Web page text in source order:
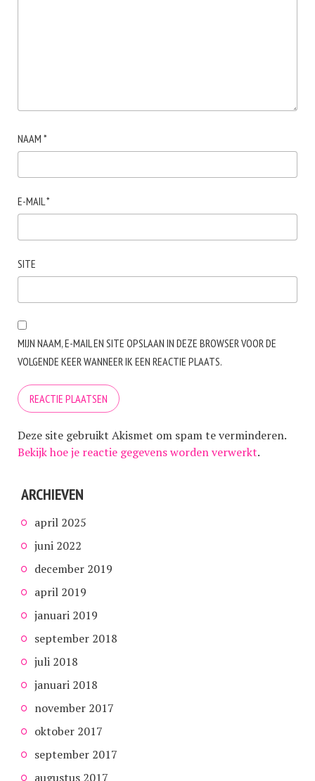
NAAM *
E-MAIL*
SITE
MIJN NAAM, E-MAIL EN SITE OPSLAAN IN DEZE BROWSER VOOR DE
VOLGENDE KEER WANNEER IK EEN REACTIE PLAATS.
Deze site gebruikt Akismet om spam te verminderen.
Bekijk hoe je reactie gegevens worden verwerkt.
ARCHIEVEN
april 2025
juni 2022
december 2019
april 2019
januari 2019
september 2018
juli 2018
januari 2018
november 2017
oktober 2017
september 2017
augustus 2017